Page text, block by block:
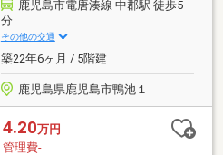
鹿児島市電唐湊線 中郡駅 徒歩5
分
その他の交通
築22年6ヶ月 / 5階建
鹿児島県鹿児島市鴨池１
4.20万円
管理費-